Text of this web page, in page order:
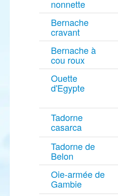
nonnette
Bernache
cravant
Bernache à
cou roux
Ouette
d'Egypte
Tadorne
casarca
Tadorne de
Belon
Oie-armée de
Gambie